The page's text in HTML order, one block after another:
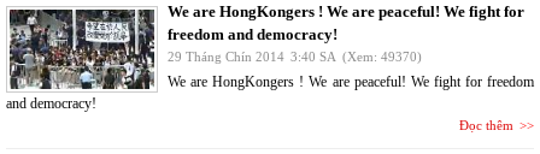
We are HongKongers ! We are peaceful! We fight for
freedom and democracy!
29 Tháng Chín 2014 3:40 SA (Xem: 49370)
We are HongKongers ! We are peaceful! We fight for freedom
and democracy!
Đọc thêm